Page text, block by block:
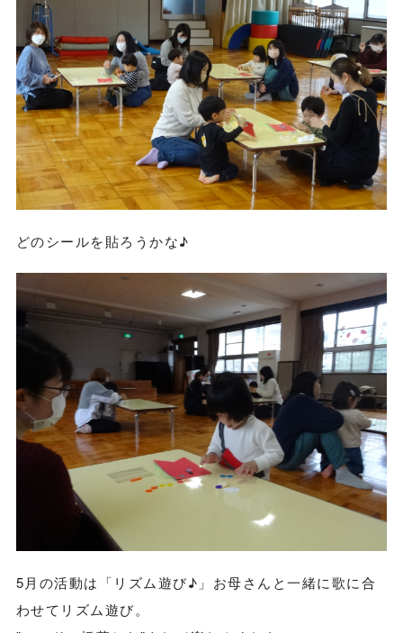
どのシールを貼ろうかな♪
5月の活動は「リズム遊び♪」お母さんと一緒に歌に合
わせてリズム遊び。